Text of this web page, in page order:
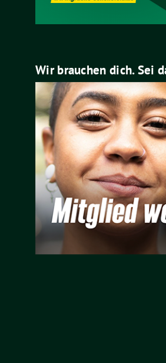
Wir brauchen dich. Sei